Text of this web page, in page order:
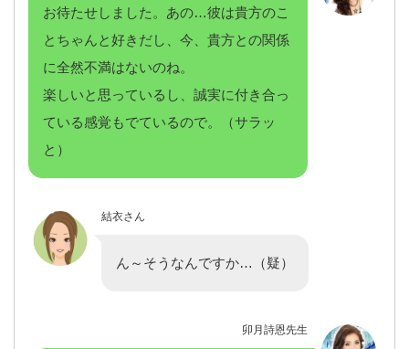
お待たせしました。あの…彼は貴方のこ
とちゃんと好きだし、今、貴方との関係
に全然不満はないのね。
楽しいと思っているし、誠実に付き合っ
ている感覚もでているので。（サラッ
と）
結衣さん
ん～そうなんですか…（疑）
卯月詩恩先生